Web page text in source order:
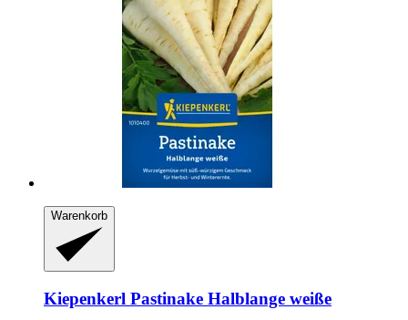
Warenkorb
Kiepenkerl Pastinake Halblange weiße